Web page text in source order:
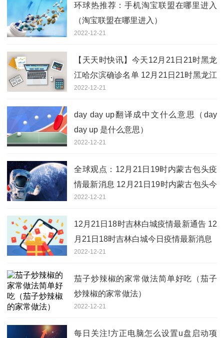
环球热推荐：手机淘宝联盟在哪里进入
（淘宝联盟在哪里进入）
2022-12-21
【天天时快讯】今天12月21日21时黑龙
江哈尔滨确诊名单 12月21日21时黑龙江
哈尔滨最新确诊数
2022-12-21
day day up翻译成中文什么意思（day
day up 是什么意思）
2022-12-21
全球观点：12月21日19时内蒙古包头疫
情最新消息 12月21日19时内蒙古包头今
日确诊人数
2022-12-21
12月21日18时吉林白城疫情最新通告 12
月21日18时吉林白城今日疫情最新消息
2022-12-21
茄子炒辣椒的家常做法简单好吃（茄子
炒辣椒的家常做法）
2022-12-21
每日关注!方正电脑怎么设置u盘启动项